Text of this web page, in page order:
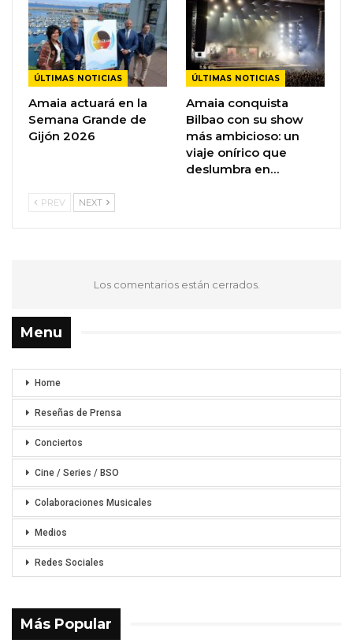
ÚLTIMAS NOTICIAS
Amaia actuará en la
Semana Grande de
Gijón 2026
ÚLTIMAS NOTICIAS
Amaia conquista
Bilbao con su show
más ambicioso: un
viaje onírico que
deslumbra en…
PREV NEXT
Los comentarios están cerrados.
Menu
Home
Reseñas de Prensa
Conciertos
Cine / Series / BSO
Colaboraciones Musicales
Medios
Redes Sociales
Más Popular